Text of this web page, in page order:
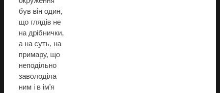
був він один,
що глядів не
на дрібнички,
а на суть, на
примару, що
неподільно
заволоділа
ним і в ім’я